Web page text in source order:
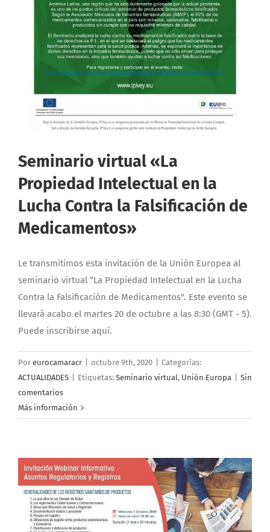
Seminario virtual «La
Propiedad Intelectual en la
Lucha Contra la Falsificación de
Medicamentos»
Le transmitimos esta invitación de la Unión Europea al
seminario virtual “La Propiedad Intelectual en la Lucha
Contra la Falsificación de Medicamentos". Este evento se
llevará acabo el martes 20 de octubre a las 8:30 (GMT - 5).
Puede inscribirse aquí.
Por eurocamaracr octubre 9th, 2020
Categorías:
ACTUALIDADES
Etiquetas: Seminario virtual, Unión Europa
Sin
comentarios
Más información